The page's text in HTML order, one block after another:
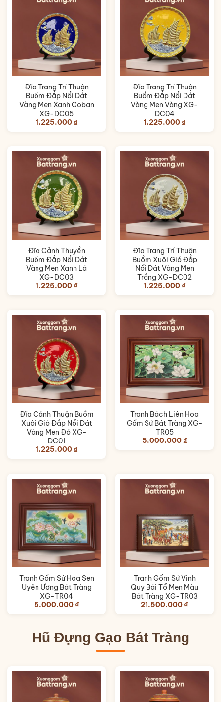
Đĩa Trang Trí Thuận
Buồm Đắp Nổi Dát
Vàng Men Xanh Coban
XG-DC05
1.225.000₫
Đĩa Trang Trí Thuận
Buồm Đắp Nổi Dát
Vàng Men Vàng XG-
DC04
1.225.000₫
Đĩa Cảnh Thuyền
Buồm Đắp Nổi Dát
Vàng Men Xanh Lá
XG-DC03
1.225.000₫
Đĩa Trang Trí Thuận
Buồm Xuôi Gió Đắp
Nổi Dát Vàng Men
Trắng XG-DC02
1.225.000₫
Đĩa Cảnh Thuận Buồm
Xuôi Gió Đắp Nổi Dát
Vàng Men Đỏ XG-
DC01
1.225.000₫
Tranh Bách Liên Hoa
Gốm Sứ Bát Tràng XG-
TR05
5.000.000₫
Tranh Gốm Sứ Hoa Sen
Uyên Ương Bát Tràng
XG-TR04
5.000.000₫
Tranh Gốm Sứ Vinh
Quy Bái Tổ Men Màu
Bát Tràng XG-TR03
21.500.000₫
Hũ Đựng Gạo Bát Tràng